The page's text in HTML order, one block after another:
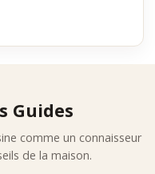
Guides
comme un connaisseur
de la maison.